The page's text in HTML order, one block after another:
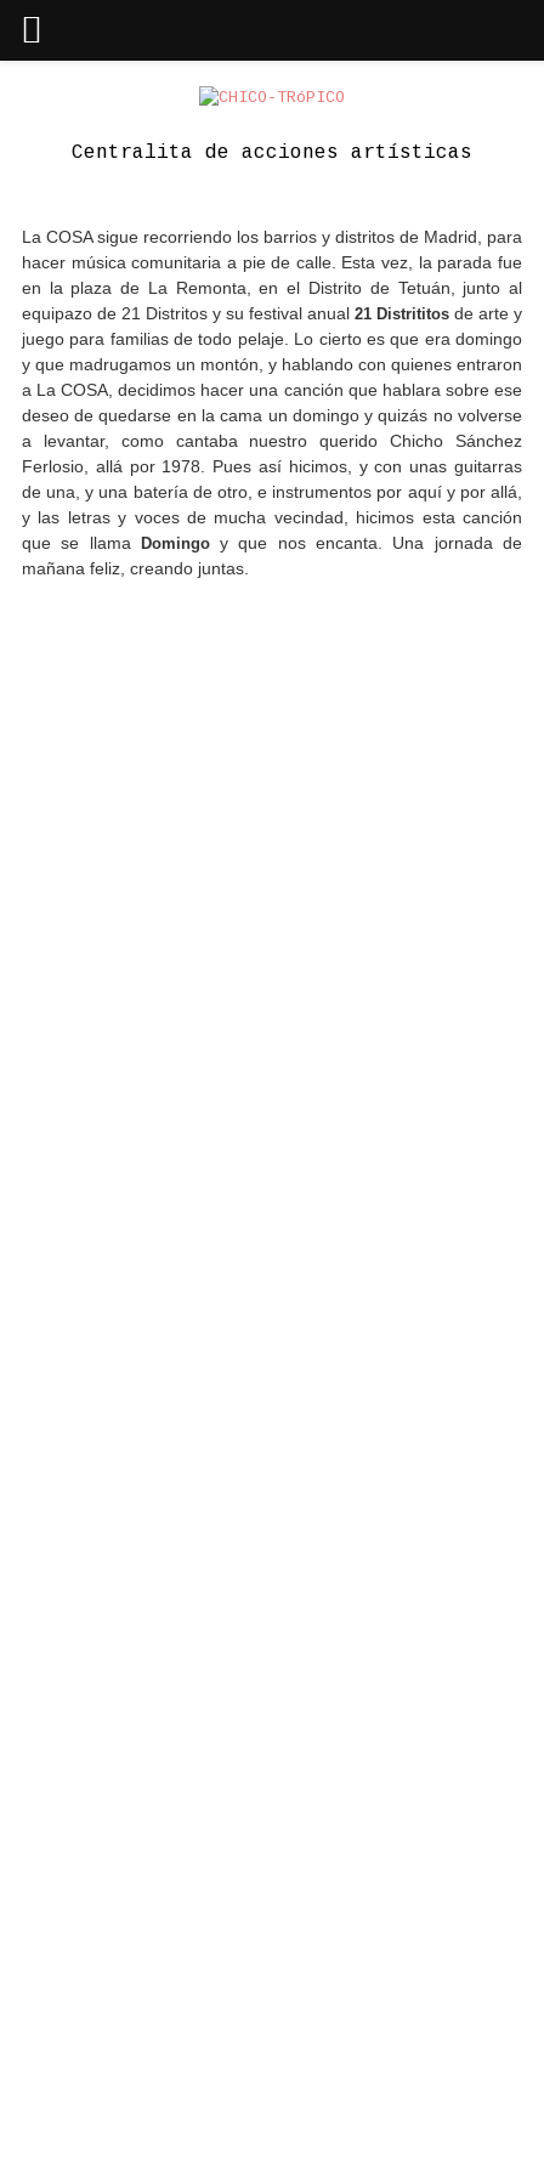
Skip
content
Centralita de acciones artísticas
La COSA sigue recorriendo los barrios y distritos de Madrid, para
hacer música comunitaria a pie de calle. Esta vez, la parada fue
en la plaza de La Remonta, en el Distrito de Tetuán, junto al
equipazo de 21 Distritos y su festival anual21 Distrititos de arte y
juego para familias de todo pelaje. Lo cierto es que era domingo
y que madrugamos un montón, y hablando con quienes entraron
a La COSA, decidimos hacer una canción que hablara sobre ese
deseo de quedarse en la cama un domingo y quizás no volverse
a levantar, como cantaba nuestro querido Chicho Sánchez
Ferlosio, allá por 1978. Pues así hicimos, y con unas guitarras
de una, y una batería de otro, e instrumentos por aquí y por allá,
y las letras y voces de mucha vecindad, hicimos esta canción
que se llama
Domingoy que nos encanta. Una jornada de
mañana feliz, creando juntas.